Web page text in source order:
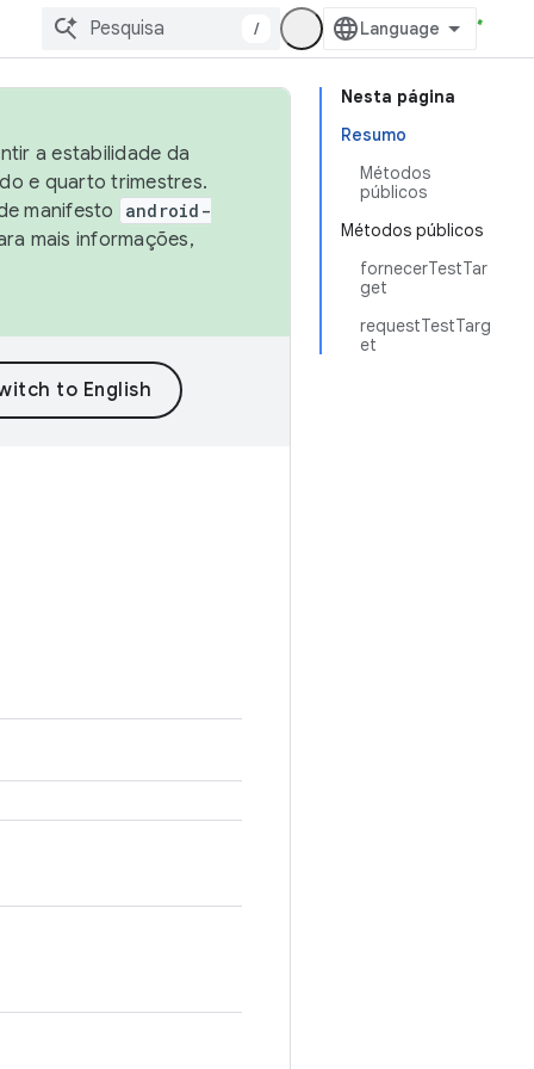
/
Nesta página
Resumo
Métodos
públicos
Métodos públicos
fornecerTestTar
get
requestTestTarg
et
a estabilidade da
e quarto trimestres.
manifesto
android-
mais informações,